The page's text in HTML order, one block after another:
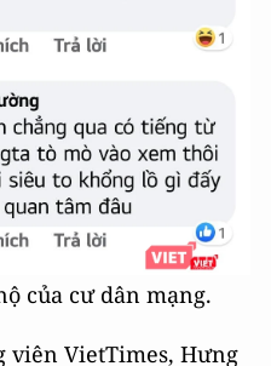
của cư dân mạng.
viên VietTimes, Hưng